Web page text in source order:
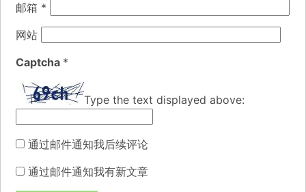
邮箱 *
网站
Captcha *
Type the text displayed above:
通过邮件通知我后续评论
通过邮件通知我有新文章